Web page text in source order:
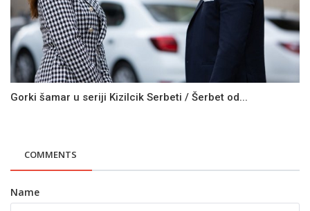
Gorki šamar u seriji Kizilcik Serbeti / Šerbet od...
COMMENTS
Name